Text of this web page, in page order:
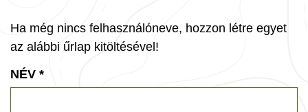
Ha még nincs felhasználóneve, hozzon létre egyet
az alábbi űrlap kitöltésével!
NÉV *